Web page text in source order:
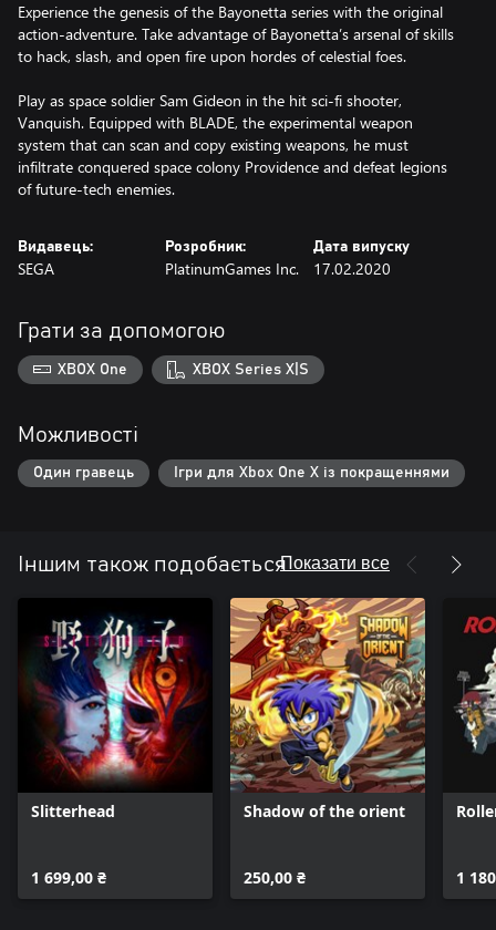
Experience the genesis of the Bayonetta series with the original
action-adventure. Take advantage of Bayonetta’s arsenal of skills
to hack, slash, and open fire upon hordes of celestial foes.
Play as space soldier Sam Gideon in the hit sci-fi shooter,
Vanquish. Equipped with BLADE, the experimental weapon
system that can scan and copy existing weapons, he must
infiltrate conquered space colony Providence and defeat legions
of future-tech enemies.
Видавець:
SEGA
Розробник:
PlatinumGames Inc.
Дата випуску
17.02.2020
Грати за допомогою
XBOX One XBOX Series X|S
Можливості
Один гравець Ігри для Xbox One X із покращеннями
Іншим також подобаєтьсяПоказати все
Slitterhead
1 699,00 ₴
Shadow of the orient
250,00 ₴ 1